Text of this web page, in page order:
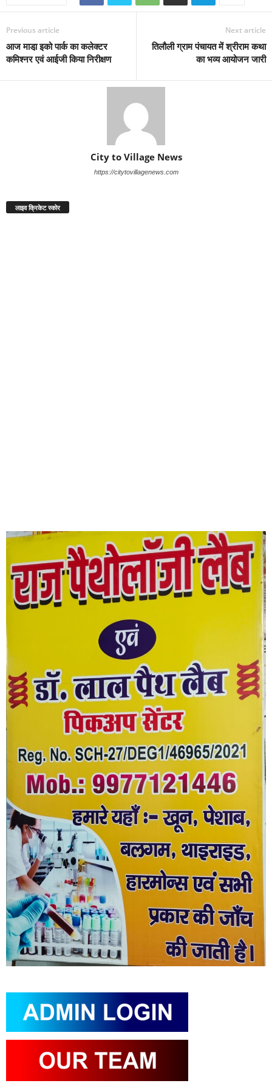
Previous article
आज माडा़ इको पार्क का कलेक्टर
कमिश्नर एवं आईजी किया निरीक्षण
Next article
तिलौली ग्राम पंचायत में श्रीराम कथा
का भव्य आयोजन जारी
City to Village News
https://citytovillagenews.com
लाइव क्रिकेट स्कोर